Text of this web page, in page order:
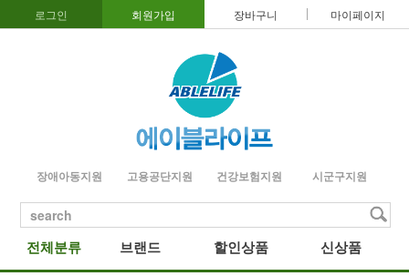
로그인 회원가입 장바구니 마이페이지
장애아동지원 고용공단지원 건강보험지원 시군구지원
search
전체분류 브랜드 할인상품 신상품